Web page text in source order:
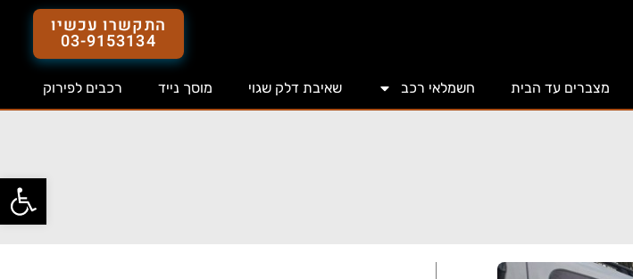
פתח
התקשרו עכשיו
03-9153134
מצברים עד הבית חשמלאי רכב שאיבת דלק שגוי מוסך נייד רכבים לפירוק